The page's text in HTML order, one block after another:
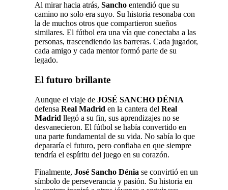
Al mirar hacia atrás, Sancho entendió que su
camino no solo era suyo. Su historia resonaba con
la de muchos otros que compartieron sueños
similares. El fútbol era una vía que conectaba a las
personas, trascendiendo las barreras. Cada jugador,
cada amigo y cada mentor formó parte de su
legado.
El futuro brillante
Aunque el viaje de JOSÉ SANCHO DÉNIA
defensa Real Madrid en la cantera del Real
Madrid llegó a su fin, sus aprendizajes no se
desvanecieron. El fútbol se había convertido en
una parte fundamental de su vida. No sabía lo que
depararía el futuro, pero confiaba en que siempre
tendría el espíritu del juego en su corazón.
Finalmente, José Sancho Dénia se convirtió en un
símbolo de perseverancia y pasión. Su historia en